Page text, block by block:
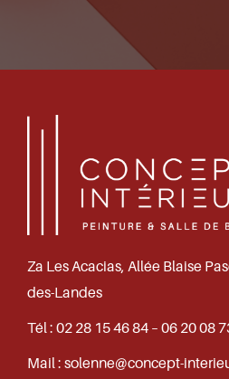
Za Les Acacias, Allée Blaise
des-Landes
Tél : 02 28 15 46 84 – 06 20 08
Mail : solenne@concept-